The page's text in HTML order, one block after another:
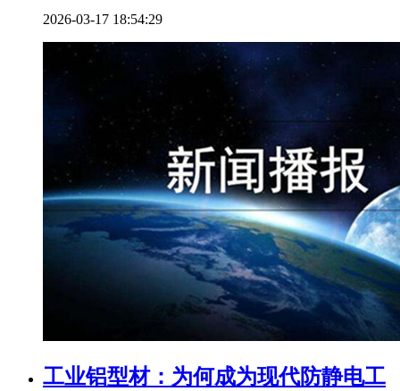
2026-03-17 18:54:29
工业铝型材：为何成为现代防静电工